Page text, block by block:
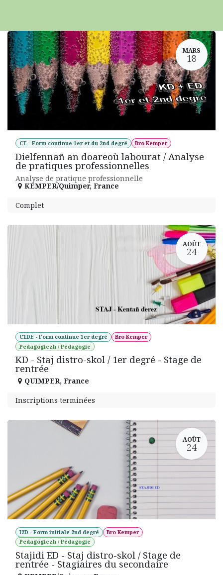
MARS
18
CE - Form continue 1er et du 2nd degré Bro Kemper
Dielfennañ an doareoù labourat / Analyse
de pratiques professionnelles
Analyse de pratique professionnelle
KEMPER/Quimper, France
Complet
AOÛT
24
C1DE - Form continue 1er degré
Bro Kemper
Pedagogiezh / Pédagogie
KD - Staj distro-skol / 1er degré - Stage de
rentrée
QUIMPER, France
Inscriptions terminées
AOÛT
24
I2D - Form initiale 2nd degré
Bro Kemper
Pedagogiezh / Pédagogie
Stajidi ED - Staj distro-skol / Stage de
rentrée - Stagiaires du secondaire